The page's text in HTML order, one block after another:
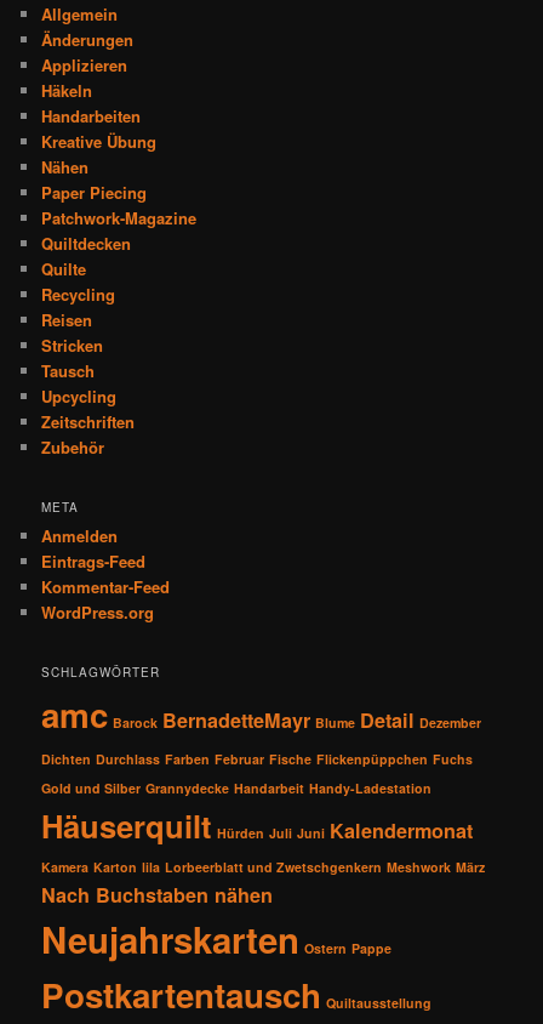
Allgemein
Änderungen
Applizieren
Häkeln
Handarbeiten
Kreative Übung
Nähen
Paper Piecing
Patchwork-Magazine
Quiltdecken
Quilte
Recycling
Reisen
Stricken
Tausch
Upcycling
Zeitschriften
Zubehör
META
Anmelden
Eintrags-Feed
Kommentar-Feed
WordPress.org
SCHLAGWÖRTER
amc Barock BernadetteMayr Blume Detail Dezember
Dichten Durchlass Farben Februar Fische Flickenpüppchen Fuchs
Gold und Silber Grannydecke Handarbeit Handy-Ladestation
Häuserquilt Hürden Juli Juni Kalendermonat
Kamera Karton lila Lorbeerblatt und Zwetschgenkern Meshwork März
Nach Buchstaben nähen
Neujahrskarten Ostern Pappe
Postkartentausch Quiltausstellung